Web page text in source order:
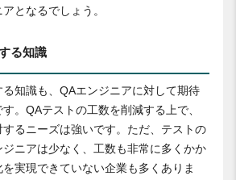
となるでしょう。
る知識
知識も、QAエンジニアに対して期待
。QAテストの工数を削減する上で、
るニーズは強いです。ただ、テストの
ジニアは少なく、工数も非常に多くかか
実現できていない企業も多くありま